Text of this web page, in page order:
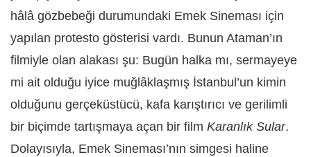
hâlâ gözbebeği durumundaki Emek Sineması için
yapılan protesto gösterisi vardı. Bunun Ataman’ın
filmiyle olan alakası şu: Bugün halka mı, sermayeye
mi ait olduğu iyice muğlâklaşmış İstanbul’un kimin
olduğunu gerçeküstücü, kafa karıştırıcı ve gerilimli
bir biçimde tartışmaya açan bir film Karanlık Sular.
Dolayısıyla, Emek Sineması’nın simgesi haline